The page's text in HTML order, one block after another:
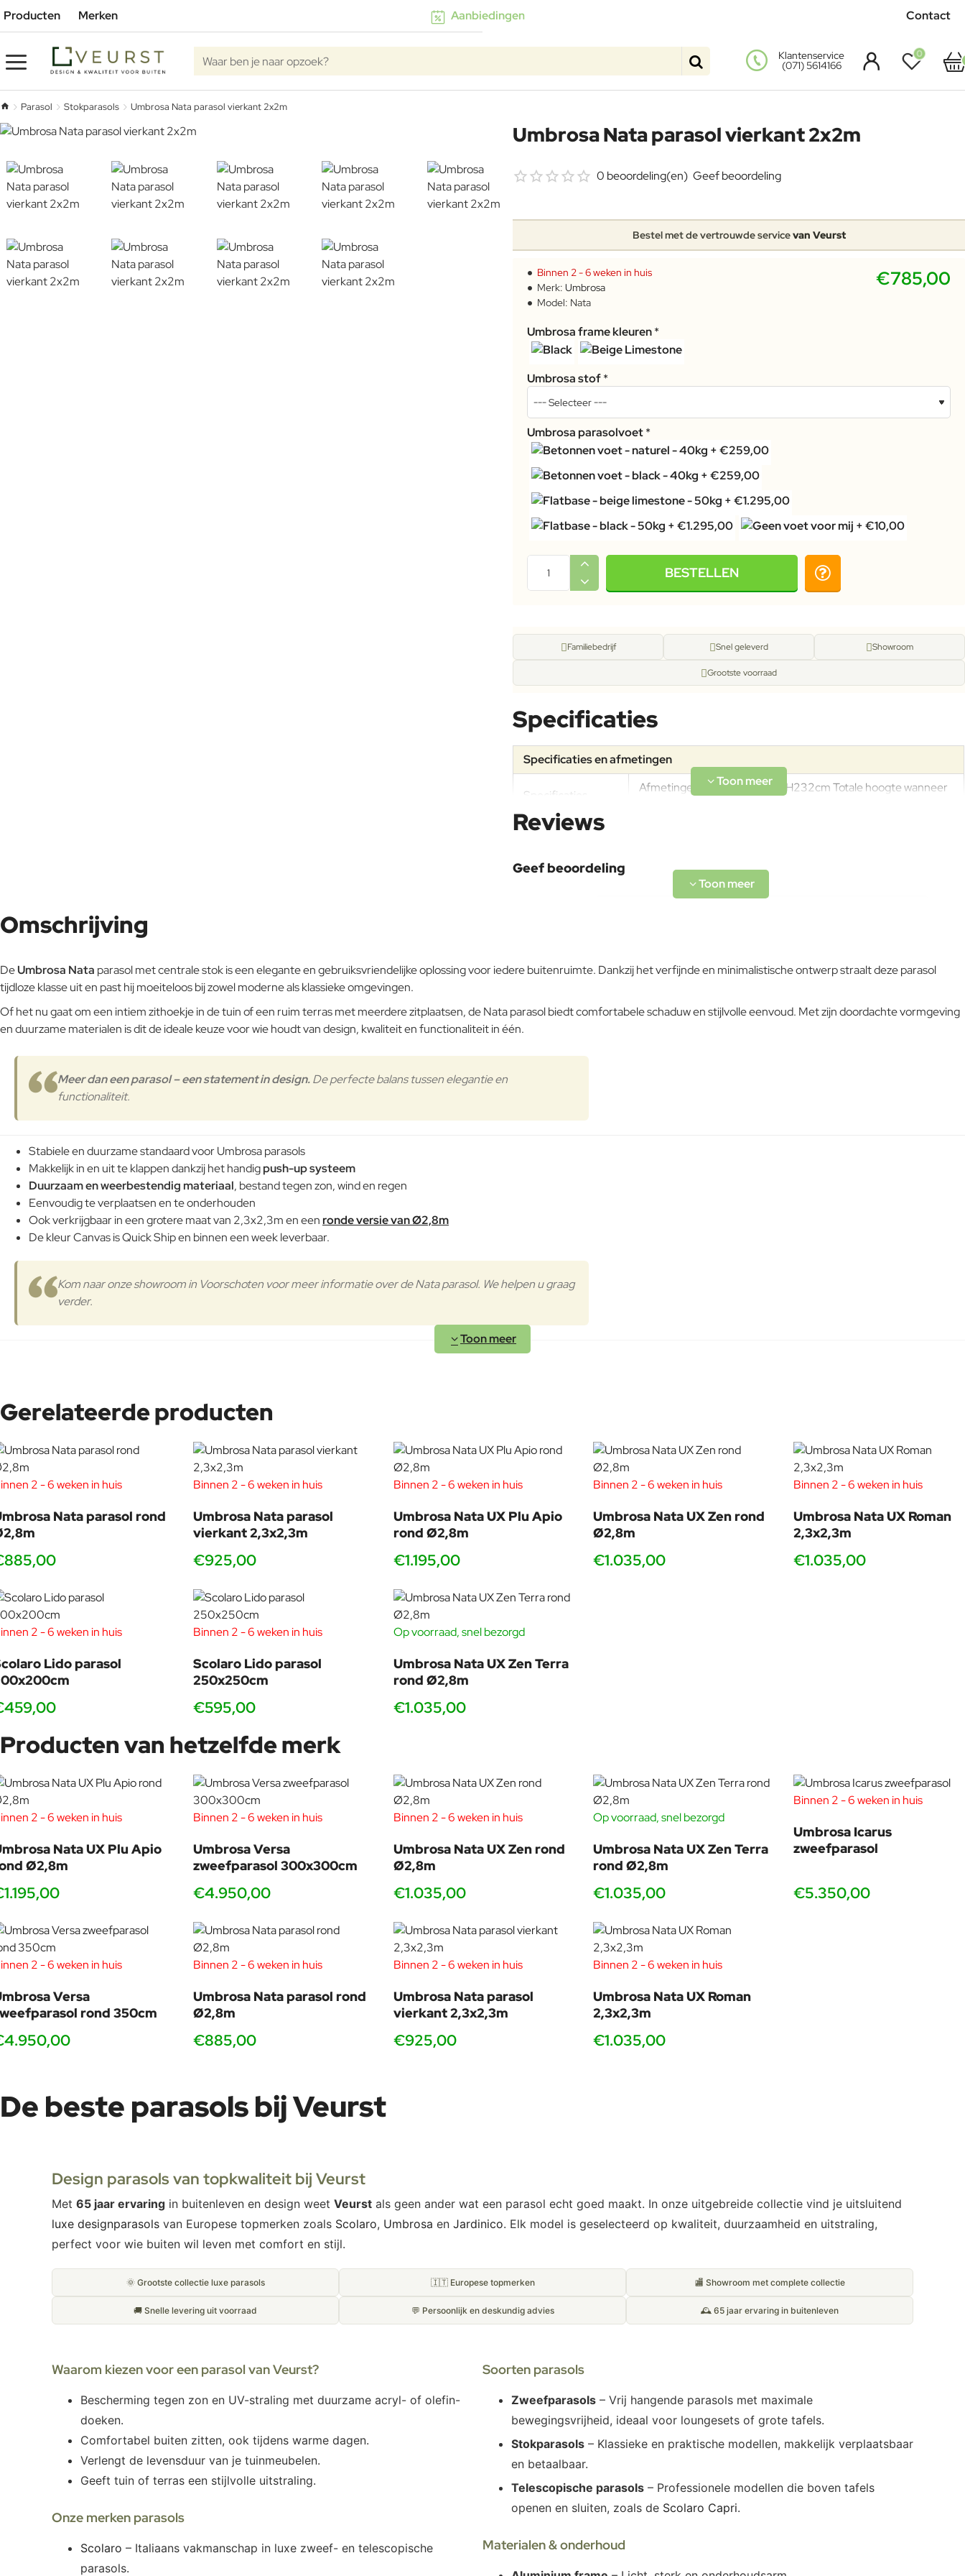
Producten Merken Aanbiedingen Contact
Waar ben je naar opzoek?
Klantenservice
(071) 5614166
0
Parasol Stokparasols Umbrosa Nata parasol vierkant 2x2m
Umbrosa Nata parasol vierkant 2x2m
Bestel met de vertrouwde servicevan Veurst
0 beoordeling(en) Geef beoordeling
€785,00
Binnen 2 - 6 weken in huis
Merk: Umbrosa
Model: Nata
Umbrosa frame kleuren
Umbrosa stof
Umbrosa parasolvoet
BESTELLEN
Familiebedrijf Snel geleverd Showroom
Grootste voorraad
Specificaties
Specificaties en afmetingen
Specificaties
Afmetingen: L200 x B200 x H232cm Totale hoogte wanneer
Materiaal
Aluminium
verwerking en gieten, op passende wijze behandeld om de
weersomstandigheden te weerstaan en met poeder gelakt.
raden we aan om het correct en regelmatig te reinigen.
Verricht de reiniging vaker op plaatsen die door een grote
aanbevolen om de oppervlakken met een zachte doek en met
Reviews
Geef beoordeling
Note:HTML-code wordt niet vertaald!
Waardering:
Omschrijving
DeUmbrosa Nata parasol met centrale stok is een elegante en gebruiksvriendelijke oplossing voor iedere buitenruimte. Dankzij het verfijnde en minimalistische ontwerp straalt deze parasol
tijdloze klasse uit en past hij moeiteloos bij zowel moderne als klassieke omgevingen.
Of het nu gaat om een intiem zithoekje in de tuin of een ruim terras met meerdere zitplaatsen, de Nata parasol biedt comfortabele schaduw en stijlvolle eenvoud. Met zijn doordachte vormgeving
en duurzame materialen is dit de ideale keuze voor wie houdt van design, kwaliteit en functionaliteit in één.
Meer dan een parasol – een statement in design.De perfecte balans tussen elegantie en
functionaliteit.
Stabiele en duurzame standaard voor Umbrosa parasols
Makkelijk in en uit te klappen dankzij het handigpush-up systeem
Duurzaam en weerbestendig materiaal, bestand tegen zon, wind en regen
Eenvoudig te verplaatsen en te onderhouden
Ook verkrijgbaar in een grotere maat van 2,3x2,3m en een ronde versie van Ø2,8m
De kleur Canvas is Quick Ship en binnen een week leverbaar.
Kom naar onze showroom in Voorschoten voor meer informatie over de Nata parasol. We helpen u graag
verder.
Designtrends zijn belangrijk, maar een tijdloos design is waar wij bij Umbrosa naar streven.
Umbrosa Design Team: Pieter Willemyns | Hanne Besard | Lennart Delporte | Tore Bleuzé
Gerelateerde producten
2 - 6 weken in huis
Nata parasol rond
Binnen 2 - 6 weken in huis
Umbrosa Nata parasol
vierkant 2,3x2,3m
€925,00
Binnen 2 - 6 weken in huis
Umbrosa Nata UX Plu Apio
rond Ø2,8m
€1.195,00
Binnen 2 - 6 weken in huis
Umbrosa Nata UX Zen rond
Ø2,8m
€1.035,00
Binnen 2 - 6 weken in huis
Umbrosa Nata UX Roman
2,3x2,3m
€1.035,00
2 - 6 weken in huis
Lido parasol
Binnen 2 - 6 weken in huis
Scolaro Lido parasol
250x250cm
€595,00
Op voorraad, snel bezorgd
Umbrosa Nata UX Zen Terra
rond Ø2,8m
€1.035,00
Producten van hetzelfde merk
2 - 6 weken in huis
Nata UX Plu Apio
Ø2,8m
Binnen 2 - 6 weken in huis
Umbrosa Versa
zweefparasol 300x300cm
€4.950,00
Binnen 2 - 6 weken in huis
Umbrosa Nata UX Zen rond
Ø2,8m
€1.035,00
Op voorraad, snel bezorgd
Umbrosa Nata UX Zen Terra
rond Ø2,8m
€1.035,00
Binnen 2 - 6 weken in huis
Umbrosa Icarus
zweefparasol
€5.350,00
2 - 6 weken in huis
Versa
rond 350cm
Binnen 2 - 6 weken in huis
Umbrosa Nata parasol rond
Ø2,8m
€885,00
Binnen 2 - 6 weken in huis
Umbrosa Nata parasol
vierkant 2,3x2,3m
€925,00
Binnen 2 - 6 weken in huis
Umbrosa Nata UX Roman
2,3x2,3m
€1.035,00
De beste parasols bij Veurst
Design parasols van topkwaliteit bij Veurst
Met 65 jaar ervaring in buitenleven en design weet Veurst als geen ander wat een parasol echt goed maakt. In onze uitgebreide collectie vind je uitsluitend
luxe designparasols van Europese topmerken zoals Scolaro, Umbrosa en Jardinico. Elk model is geselecteerd op kwaliteit, duurzaamheid en uitstraling,
perfect voor wie buiten wil leven met comfort en stijl.
🌞 Grootste collectie luxe parasols 🇮🇹 Europese topmerken 🏬 Showroom met complete collectie
🚚 Snelle levering uit voorraad 💬 Persoonlijk en deskundig advies 🕰️ 65 jaar ervaring in buitenleven
Waarom kiezen voor een parasol van Veurst?
Bescherming tegen zon en UV-straling met duurzame acryl- of olefin-
doeken.
Comfortabel buiten zitten, ook tijdens warme dagen.
Verlengt de levensduur van je tuinmeubelen.
Geeft tuin of terras een stijlvolle uitstraling.
Onze merken parasols
Scolaro – Italiaans vakmanschap in luxe zweef- en telescopische
parasols.
Soorten parasols
Zweefparasols – Vrij hangende parasols met maximale
bewegingsvrijheid, ideaal voor loungesets of grote tafels.
Stokparasols – Klassieke en praktische modellen, makkelijk verplaatsbaar
en betaalbaar.
Telescopische parasols – Professionele modellen die boven tafels
openen en sluiten, zoals de Scolaro Capri.
Materialen & onderhoud